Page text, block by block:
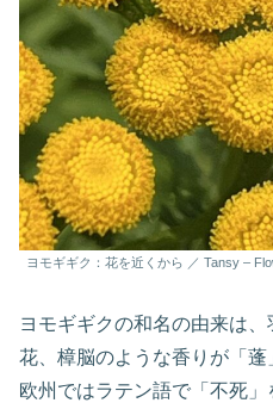
ヨモギギク：花を近くから ／ Tansy –
ヨモギギクの和名の由来は
花、樟脳のような香りが「蓬
欧州ではラテン語で「不死